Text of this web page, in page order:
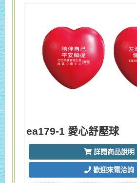
ea179-1 愛心舒壓球
詳閱商品說明
歡迎來電洽詢